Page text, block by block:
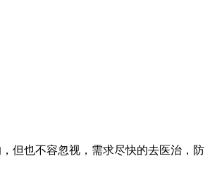
但也不容忽视，需求尽快的去医治，防